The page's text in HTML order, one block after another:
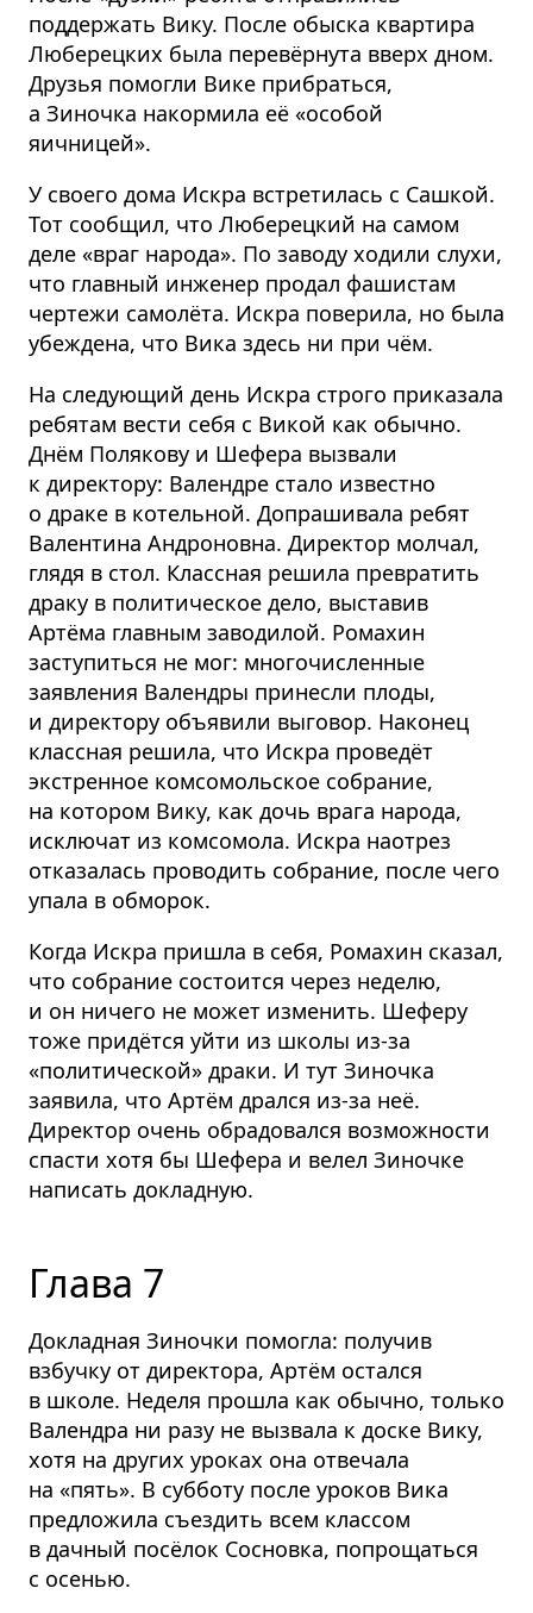
поддержать Вику. После обыска квартира
Люберецких была перевёрнута вверх дном.
Друзья помогли Вике прибраться,
а Зиночка накормила её «особой
яичницей».
У своего дома Искра встретилась с Сашкой.
Тот сообщил, что Люберецкий на самом
деле «враг народа». По заводу ходили слухи,
что главный инженер продал фашистам
чертежи самолёта. Искра поверила, но была
убеждена, что Вика здесь ни при чём.
На следующий день Искра строго приказала
ребятам вести себя с Викой как обычно.
Днём Полякову и Шефера вызвали
к директору: Валендре стало известно
о драке в котельной. Допрашивала ребят
Валентина Андроновна. Директор молчал,
глядя в стол. Классная решила превратить
драку в политическое дело, выставив
Артёма главным заводилой. Ромахин
заступиться не мог: многочисленные
заявления Валендры принесли плоды,
и директору объявили выговор. Наконец
классная решила, что Искра проведёт
экстренное комсомольское собрание,
на котором Вику, как дочь врага народа,
исключат из комсомола. Искра наотрез
отказалась проводить собрание, после чего
упала в обморок.
Когда Искра пришла в себя, Ромахин сказал,
что собрание состоится через неделю,
и он ничего не может изменить. Шеферу
тоже придётся уйти из школы из-за
«политической» драки. И тут Зиночка
заявила, что Артём дрался из-за неё.
Директор очень обрадовался возможности
спасти хотя бы Шефера и велел Зиночке
написать докладную.
Глава 7
Докладная Зиночки помогла: получив
взбучку от директора, Артём остался
в школе. Неделя прошла как обычно, только
Валендра ни разу не вызвала к доске Вику,
хотя на других уроках она отвечала
на «пять». В субботу после уроков Вика
предложила съездить всем классом
в дачный посёлок Сосновка, попрощаться
с осенью.